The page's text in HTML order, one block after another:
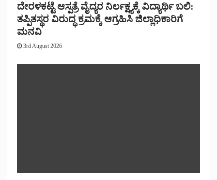
ದೇರಳಕಟ್ಟೆ ಆಸ್ಪತ್ರೆ ವೈದ್ಯರ ನಿರ್ಲಕ್ಷ್ಯಕ್ಕೆ ವಿದ್ಯಾರ್ಥಿ ಬಲಿ:
ತಪ್ಪಿತಸ್ಥರ ವಿರುದ್ಧ ಕ್ರಮಕ್ಕೆ ಆಗ್ರಹಿಸಿ ಜಿಲ್ಲಾಧಿಕಾರಿಗೆ
ಮನವಿ
3rd August 2026